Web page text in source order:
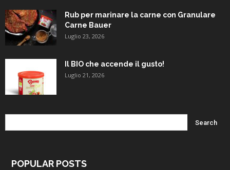
Rub per marinare la carne con Granulare
Carne Bauer
Luglio 23, 2026
Il BIO che accende il gusto!
Luglio 21, 2026
POPULAR POSTS